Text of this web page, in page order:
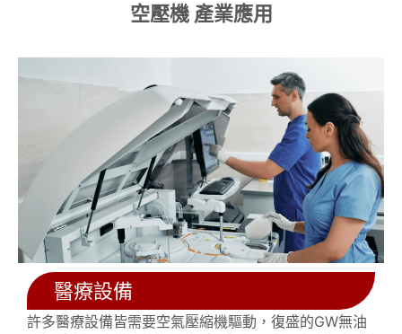
空壓機產業應用
醫療設備
許多醫療設備皆需要空氣壓縮機驅動，復盛的GW無油